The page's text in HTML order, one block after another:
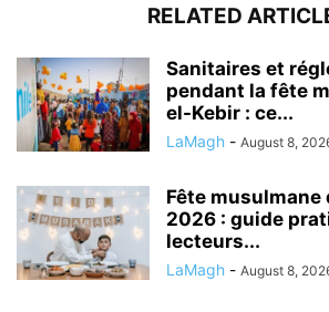
RELATED
Sanitaires et
pendant la fête
el-Kebir : ce...
LaMagh - August 8,
Fête
2026 : guide
lecteurs...
LaMagh - August 8,